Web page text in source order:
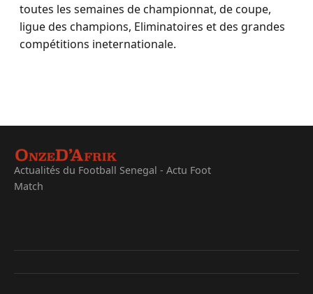
toutes les semaines de championnat, de coupe,
ligue des champions, Eliminatoires et des grandes
compétitions ineternationale.
Actualités du Football Senegal - Actu Foot
Match